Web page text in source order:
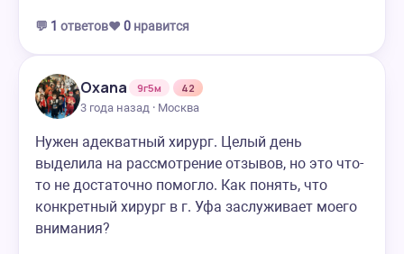
💬 1 ответов❤️ 0 нравится
Oxana 9г5м
42
3 года назад · Москва
Нужен адекватный хирург. Целый день
выделила на рассмотрение отзывов, но это что-
то не достаточно помогло. Как понять, что
конкретный хирург в г. Уфа заслуживает моего
внимания?